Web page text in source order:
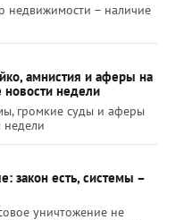
недвижимости – наличие
амнистия и аферы на
недели
громкие суды и аферы
недели
закон есть, системы –
уничтожение не